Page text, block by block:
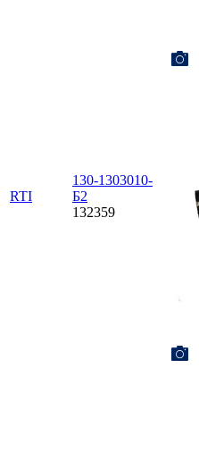
RTI
130-1303010-
Б2
132359